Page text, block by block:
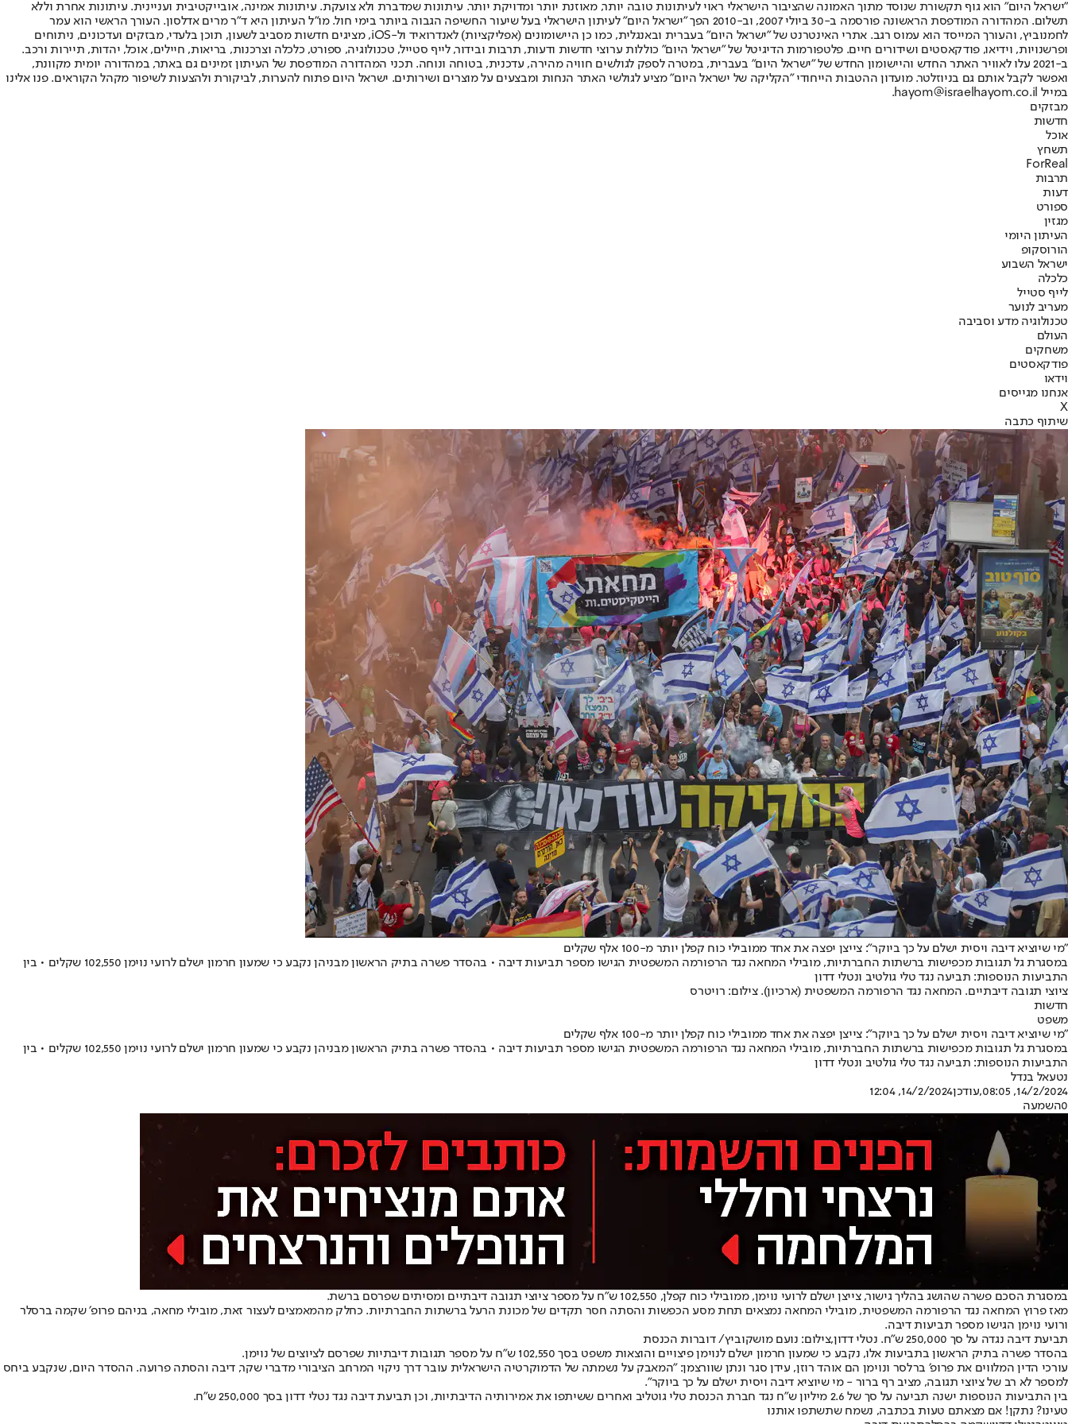
"ישראל היום" הוא גוף תקשורת שנוסד מתוך האמונה שהציבור הישראלי ראוי לעיתונות טובה יותר, מאוזנת יותר ומדויקת יותר. עיתונות שמדברת ולא צועקת. עיתונות אמינה, אובייקטיבית ועניינית. עיתונות אחרת וללא
תשלום. המהדורה המודפסת הראשונה פורסמה ב-30 ביולי 2007, וב-2010 הפך "ישראל היום" לעיתון הישראלי בעל שיעור החשיפה הגבוה ביותר בימי חול. מו"ל העיתון היא ד"ר מרים אדלסון. העורך הראשי הוא עמר
לחמנוביץ, והעורך המייסד הוא עמוס רגב. אתרי האינטרנט של "ישראל היום" בעברית ובאנגלית, כמו כן היישומונים (אפליקציות) לאנדרואיד ול-iOS, מציגים חדשות מסביב לשעון, תוכן בלעדי, מבזקים ועדכונים, ניתוחים
ופרשנויות, וידיאו, פודקאסטים ושידורים חיים. פלטפורמות הדיגיטל של "ישראל היום" כוללות ערוצי חדשות ודעות, תרבות ובידור, לייף סטייל, טכנולוגיה, ספורט, כלכלה וצרכנות, בריאות, חיילים, אוכל, יהדות, תיירות ורכב.
ב-2021 עלו לאוויר האתר החדש והיישומון החדש של "ישראל היום" בעברית, במטרה לספק לגולשים חוויה מהירה, עדכנית, בטוחה ונוחה. תכני המהדורה המודפסת של העיתון זמינים גם באתר, במהדורה יומית מקוונת,
ואפשר לקבל אותם גם בניוזלטר. מועדון ההטבות הייחודי "הקליקה של ישראל היום" מציע לגולשי האתר הנחות ומבצעים על מוצרים ושירותים. ישראל היום פתוח להערות, לביקורת ולהצעות לשיפור מקהל הקוראים. פנו אלינו
במייל hayom@israelhayom.co.il.
מבזקים
חדשות
אוכל
תשחץ
ForReal
תרבות
דעות
ספורט
מגזין
העיתון היומי
הורוסקופ
ישראל השבוע
כלכלה
לייף סטייל
מעריב לנוער
טכנולוגיה מדע וסביבה
העולם
משחקים
פודקאסטים
וידאו
אנחנו מגייסים
X
שיתוף כתבה
"מי שיוציא דיבה ויסית ישלם על כך ביוקר": צייצן יפצה את אחד ממובילי כוח קפלן יותר מ-100 אלף שקלים
במסגרת גל תגובות מכפישות ברשתות החברתיות, מובילי המחאה נגד הרפורמה המשפטית הגישו מספר תביעות דיבה • בהסדר פשרה בתיק הראשון מבניהן נקבע כי שמעון חרמון ישלם לרועי נוימן 102,550 שקלים • בין
התביעות הנוספות: תביעה נגד טלי גולטיב ונטלי דדון
ציוצי תגובה דיבתיים. המחאה נגד הרפורמה המשפטית (ארכיון). צילום: רויטרס
חדשות
משפט
"מי שיוציא דיבה ויסית ישלם על כך ביוקר": צייצן יפצה את אחד ממובילי כוח קפלן יותר מ-100 אלף שקלים
במסגרת גל תגובות מכפישות ברשתות החברתיות, מובילי המחאה נגד הרפורמה המשפטית הגישו מספר תביעות דיבה • בהסדר פשרה בתיק הראשון מבניהן נקבע כי שמעון חרמון ישלם לרועי נוימן 102,550 שקלים • בין
התביעות הנוספות: תביעה נגד טלי גולטיב ונטלי דדון
נטעאל בנדל
14/2/2024, 08:05
,עודכן14/2/2024, 12:04
0השמעה
במסגרת הסכם פשרה שהושג בהליך גישור, צייצן ישלם לרועי נוימן, ממובילי כוח קפלן, 102,550 ש״ח על מספר ציוצי תגובה דיבתיים ומסיתים שפרסם ברשת.
מאז פרוץ המחאה נגד הרפורמה המשפטית, מובילי המחאה נמצאים תחת מסע הכפשות והסתה חסר תקדים של מכונת הרעל ברשתות החברתיות. כחלק מהמאמצים לעצור זאת, מובילי מחאה, בניהם פרופ׳ שקמה ברסלר
ורועי נוימן הגישו מספר תביעות דיבה.
תביעת דיבה נגדה על סך 250,000 ש"ח. נטלי דדון,צילום: נועם מושקוביץ/ דוברות הכנסת
בהסדר פשרה בתיק הראשון בתביעות אלו, נקבע כי שמעון חרמון ישלם לנוימן פיצויים והוצאות משפט בסך 102,550 ש״ח על מספר תגובות דיבתיות שפרסם לציוצים של נוימן.
עורכי הדין המלווים את פרופ׳ ברלסר ונוימן הם אוהד רוזן, עידן סגר ונתן שוורצמן: "המאבק על נשמתה של הדמוקרטיה הישראלית עובר דרך ניקוי המרחב הציבורי מדברי שקר, דיבה והסתה פרועה. ההסדר היום, שנקבע ביחס
למספר לא רב של ציוצי תגובה, מציב רף ברור - מי שיוציא דיבה ויסית ישלם על כך ביוקר".
בין התביעות הנוספות ישנה תביעה על סך של 2.6 מיליון ש"ח נגד חברת הכנסת טלי גוטליב ואחרים ששיתפו את אמירותיה הדיבתיות, וכן תביעת דיבה נגד נטלי דדון בסך 250,000 ש״ח.
טעינו? נתקן! אם מצאתם טעות בכתבה, נשמח שתשתפו אותנו